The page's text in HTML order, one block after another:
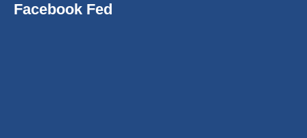
Facebook Fed